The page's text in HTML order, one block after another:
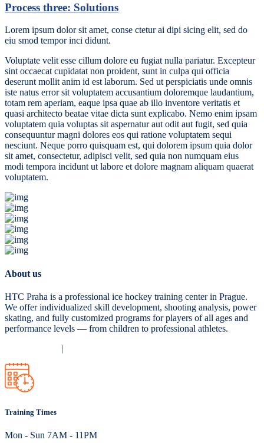
Process three: Solutions
Lorem ipsum dolor sit amet, conse ctetur ai dipi sicing elit, sed do
eiu smod tempor inci didunt.
Voluptate velit esse cillum dolore eu fugiat nulla pariatur. Excepteur
sint occaecat cupidatat non proident, sunt in culpa qui officia
deserunt mollit anim id est laborum. Sed ut perspiciatis unde omnis
iste natus error sit voluptatem accusantium doloremque laudantium,
totam rem aperiam, eaque ipsa quae ab illo inventore veritatis et
quasi architecto beatae vitae dicta sunt explicabo. Nemo enim ipsam
voluptatem quia voluptas sit aspernatur aut odit aut fugit, sed quia
consequuntur magni dolores eos qui ratione voluptatem sequi
nesciunt. Neque porro quisquam est, qui dolorem ipsum quia dolor
sit amet, consectetur, adipisci velit, sed quia non numquam eius
modi tempora incidunt ut labore et dolore magnam aliquam quaerat
voluptatem.
About us
HTC Praha is a professional ice hockey training center in Prague.
We offer individualized skill development, shooting analysis, power
skating, and fully customized programs for players of all ages and
performance levels — from children to professional athletes.
|
Training Times
Mon - Sun 7AM - 11PM